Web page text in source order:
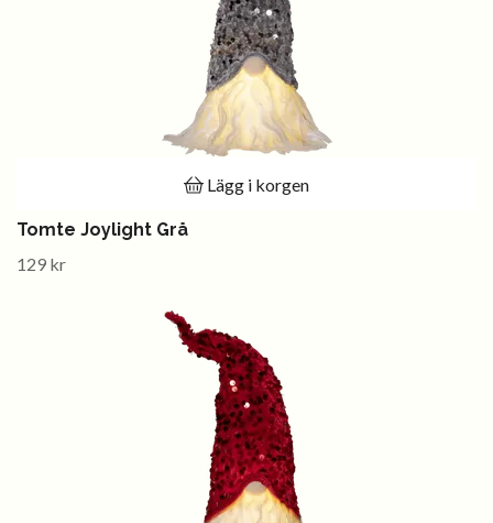
Lägg i korgen
Tomte Joylight Grå
129 kr